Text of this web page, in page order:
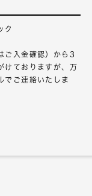
ク
ご入金確認）から3
けておりますが、万
でご連絡いたしま